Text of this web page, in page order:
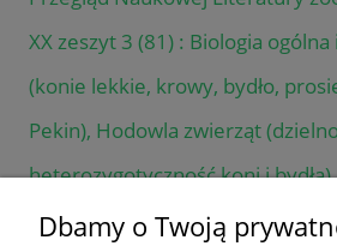
XX zeszyt 3 (81) : Biologia
(konie lekkie, krowy, bydło,
Pekin), Hodowla zwierząt
heterozygotyczność koni i
Dbamy o Twoją